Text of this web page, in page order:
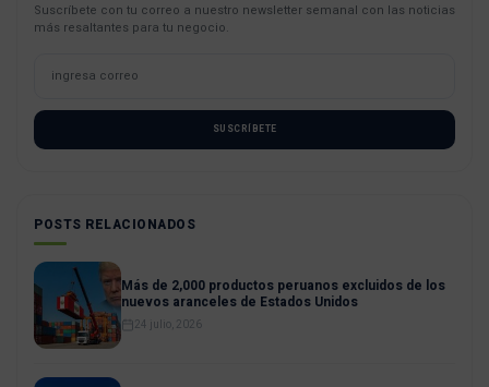
Suscríbete con tu correo a nuestro newsletter semanal con las noticias
más resaltantes para tu negocio.
SUSCRÍBETE
POSTS RELACIONADOS
Más de 2,000 productos peruanos excluidos de los
nuevos aranceles de Estados Unidos
24 julio, 2026